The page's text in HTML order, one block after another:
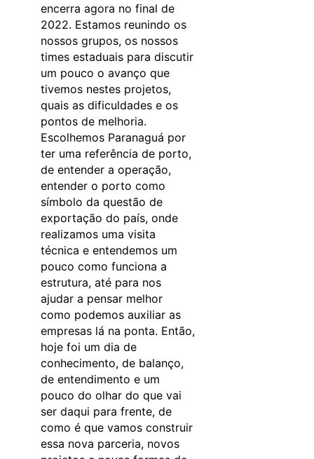
encerra agora no final de
2022. Estamos reunindo os
nossos grupos, os nossos
times estaduais para discutir
um pouco o avanço que
tivemos nestes projetos,
quais as dificuldades e os
pontos de melhoria.
Escolhemos Paranaguá por
ter uma referência de porto,
de entender a operação,
entender o porto como
símbolo da questão de
exportação do país, onde
realizamos uma visita
técnica e entendemos um
pouco como funciona a
estrutura, até para nos
ajudar a pensar melhor
como podemos auxiliar as
empresas lá na ponta. Então,
hoje foi um dia de
conhecimento, de balanço,
de entendimento e um
pouco do olhar do que vai
ser daqui para frente, de
como é que vamos construir
essa nova parceria, novos